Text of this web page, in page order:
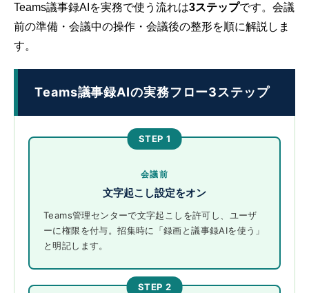
Teams議事録AIを実務で使う流れは3ステップです。会議
前の準備・会議中の操作・会議後の整形を順に解説しま
す。
Teams議事録AIの実務フロー3ステップ
STEP 1
会議前
文字起こし設定をオン
Teams管理センターで文字起こしを許可し、ユーザ
ーに権限を付与。招集時に「録画と議事録AIを使う」
と明記します。
STEP 2